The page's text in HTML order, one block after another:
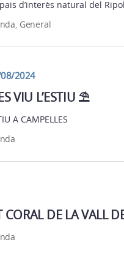
d’interès natural del
, General
2024
VIU L’ESTIU ⛱
A CAMPELLES
CORAL DE LA VALL